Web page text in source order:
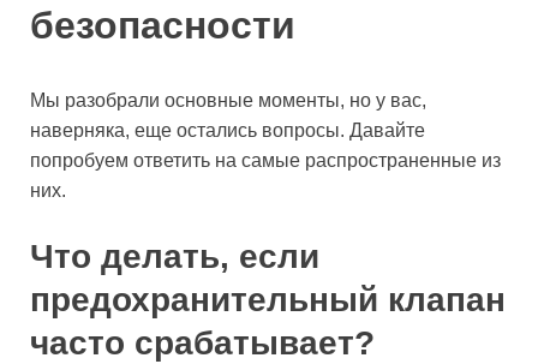
безопасности
Мы разобрали основные моменты, но у вас,
наверняка, еще остались вопросы. Давайте
попробуем ответить на самые распространенные из
них.
Что делать, если
предохранительный клапан
часто срабатывает?